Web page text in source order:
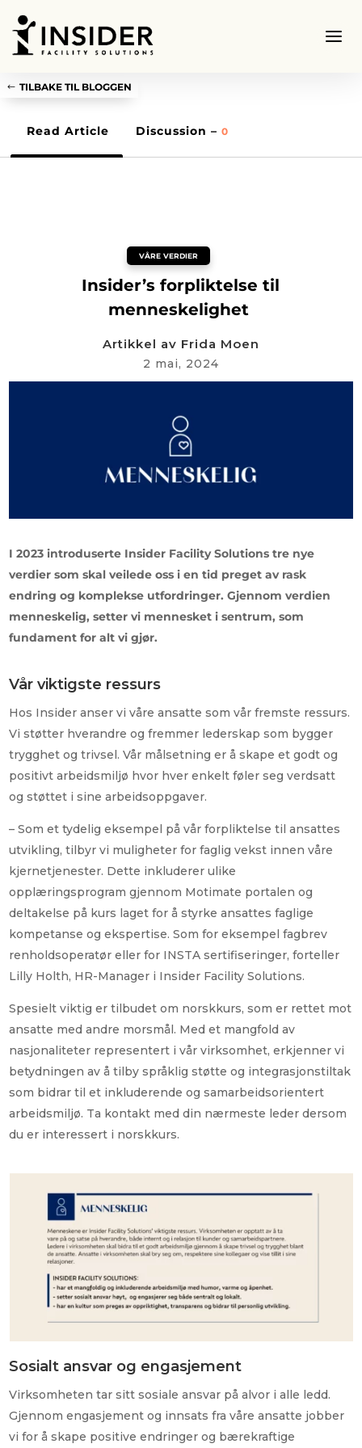
TILBAKE TIL BLOGGEN
Read Article Discussion – 0
VÅRE VERDIER
Insider’s forpliktelse til
menneskelighet
Artikkel av Frida Moen
2 mai, 2024
I 2023 introduserte Insider Facility Solutions tre nye
verdier som skal veilede oss i en tid preget av rask
endring og komplekse utfordringer. Gjennom verdien
menneskelig, setter vi mennesket i sentrum, som
fundament for alt vi gjør.
Vår viktigste ressurs
Hos Insider anser vi våre ansatte som vår fremste ressurs.
Vi støtter hverandre og fremmer lederskap som bygger
trygghet og trivsel. Vår målsetning er å skape et godt og
positivt arbeidsmiljø hvor hver enkelt føler seg verdsatt
og støttet i sine arbeidsoppgaver.
– Som et tydelig eksempel på vår forpliktelse til ansattes
utvikling, tilbyr vi muligheter for faglig vekst innen våre
kjernetjenester. Dette inkluderer ulike
opplæringsprogram gjennom Motimate portalen og
deltakelse på kurs laget for å styrke ansattes faglige
kompetanse og ekspertise. Som for eksempel fagbrev
renholdsoperatør eller for INSTA sertifiseringer, forteller
Lilly Holth, HR-Manager i Insider Facility Solutions.
Spesielt viktig er tilbudet om norskkurs, som er rettet mot
ansatte med andre morsmål. Med et mangfold av
nasjonaliteter representert i vår virksomhet, erkjenner vi
betydningen av å tilby språklig støtte og integrasjonstiltak
som bidrar til et inkluderende og samarbeidsorientert
arbeidsmiljø. Ta kontakt med din nærmeste leder dersom
du er interessert i norskkurs.
Sosialt ansvar og engasjement
Virksomheten tar sitt sosiale ansvar på alvor i alle ledd.
Gjennom engasjement og innsats fra våre ansatte jobber
vi for å skape positive endringer og bærekraftige